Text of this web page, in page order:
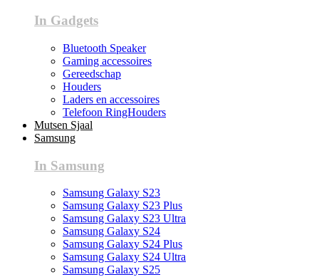
In Gadgets
Bluetooth Speaker
Gaming accessoires
Gereedschap
Houders
Laders en accessoires
Telefoon RingHouders
Mutsen Sjaal
Samsung
In Samsung
Samsung Galaxy S23
Samsung Galaxy S23 Plus
Samsung Galaxy S23 Ultra
Samsung Galaxy S24
Samsung Galaxy S24 Plus
Samsung Galaxy S24 Ultra
Samsung Galaxy S25